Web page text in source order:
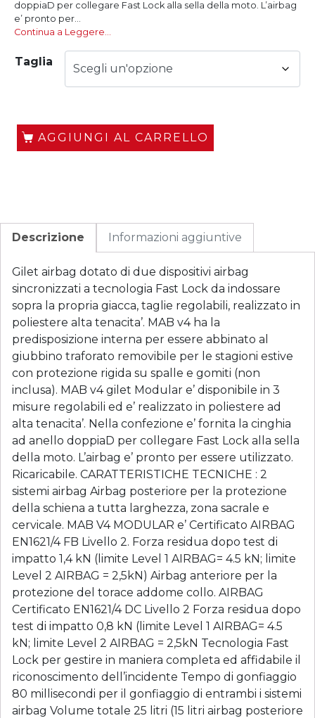
doppiaD per collegare Fast Lock alla sella della moto. L’airbag
e’ pronto per...
Continua a Leggere…
Taglia
AGGIUNGI AL CARRELLO
Descrizione Informazioni aggiuntive
Gilet airbag dotato di due dispositivi airbag
sincronizzati a tecnologia Fast Lock da indossare
sopra la propria giacca, taglie regolabili, realizzato in
poliestere alta tenacita’. MAB v4 ha la
predisposizione interna per essere abbinato al
giubbino traforato removibile per le stagioni estive
con protezione rigida su spalle e gomiti (non
inclusa). MAB v4 gilet Modular e’ disponibile in 3
misure regolabili ed e’ realizzato in poliestere ad
alta tenacita’. Nella confezione e’ fornita la cinghia
ad anello doppiaD per collegare Fast Lock alla sella
della moto. L’airbag e’ pronto per essere utilizzato.
Ricaricabile. CARATTERISTICHE TECNICHE : 2
sistemi airbag Airbag posteriore per la protezione
della schiena a tutta larghezza, zona sacrale e
cervicale. MAB V4 MODULAR e’ Certificato AIRBAG
EN1621/4 FB Livello 2. Forza residua dopo test di
impatto 1,4 kN (limite Level 1 AIRBAG= 4.5 kN; limite
Level 2 AIRBAG = 2,5kN) Airbag anteriore per la
protezione del torace addome collo. AIRBAG
Certificato EN1621/4 DC Livello 2 Forza residua dopo
test di impatto 0,8 kN (limite Level 1 AIRBAG= 4.5
kN; limite Level 2 AIRBAG = 2,5kN Tecnologia Fast
Lock per gestire in maniera completa ed affidabile il
riconoscimento dell’incidente Tempo di gonfiaggio
80 millisecondi per il gonfiaggio di entrambi i sistemi
airbag Volume totale 25 litri (15 litri airbag posteriore